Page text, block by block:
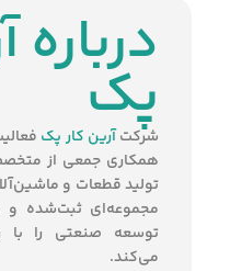
درباره
پک
شرکتآرین کار پک
همکاری جمعی از
تولید قطعات و
مجموعه‌ای ثبت‌شده و
توسعه صنعتی را با
می‌کند.